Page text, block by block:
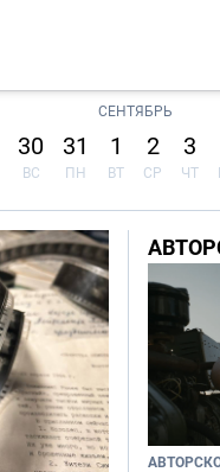
30
ВС
31
ПН
СЕНТЯБРЬ
1
ВТ
2
СР
3
ЧТ